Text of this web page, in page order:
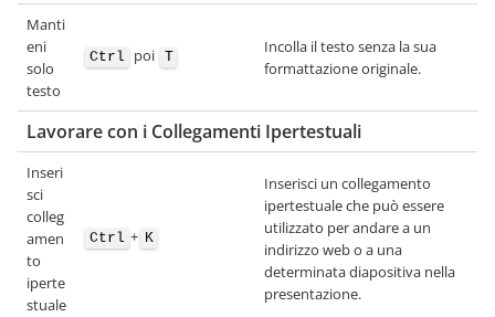
Manti
eni
solo
testo
Ctrl poi T
Incolla il testo senza la sua
formattazione originale.
Lavorare con i Collegamenti Ipertestuali
Inseri
sci
colleg
amen
to
iperte
stuale
Ctrl + K
Inserisci un collegamento
ipertestuale che può essere
utilizzato per andare a un
indirizzo web o a una
determinata diapositiva nella
presentazione.